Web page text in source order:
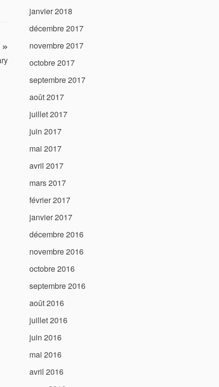
janvier 2018
décembre 2017
novembre 2017
octobre 2017
septembre 2017
août 2017
juillet 2017
juin 2017
mai 2017
avril 2017
mars 2017
février 2017
janvier 2017
décembre 2016
novembre 2016
octobre 2016
septembre 2016
août 2016
juillet 2016
juin 2016
mai 2016
avril 2016